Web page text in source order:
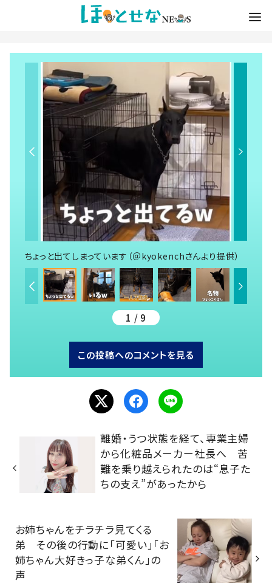
ちょっと出てしまっています（＠kyokenchさんより提供）
1 / 9
この投稿へのコメントを見る
離婚・うつ状態を経て、専業主婦
から化粧品メーカー社長へ 苦
難を乗り越えられたのは“息子た
ちの支え”があったから
お姉ちゃんをチラチラ見てくる
弟 その後の行動に「可愛い」「お
姉ちゃん大好きっ子な弟くん」の
声